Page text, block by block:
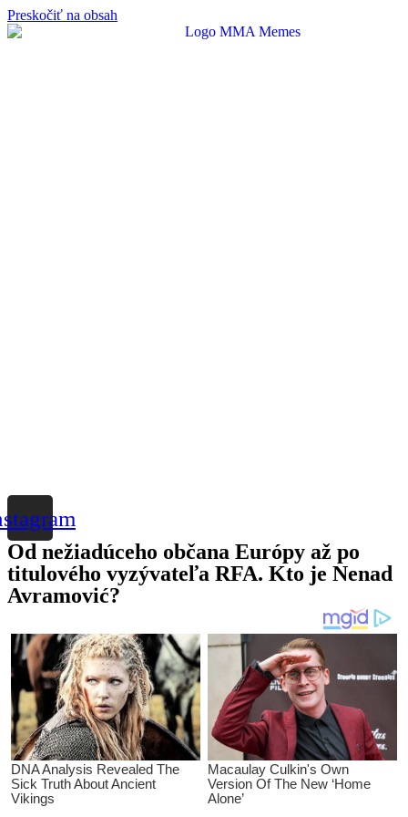
Preskočiť na obsah
Od nežiadúceho občana Európy až po
titulového vyzývateľa RFA. Kto je Nenad
Avramović?